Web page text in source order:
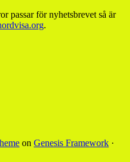
passar för nyhetsbrevet så är
.
on Genesis Framework ·